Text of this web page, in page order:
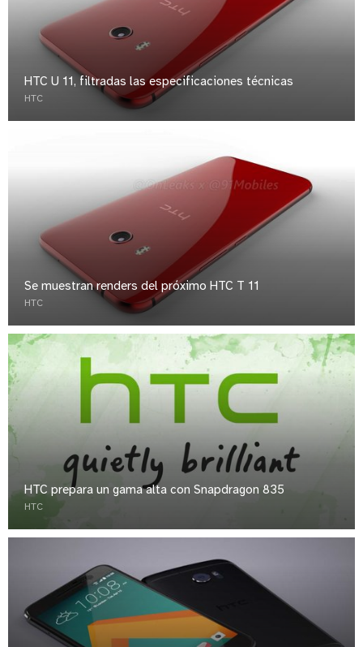
HTC U 11, filtradas las especificaciones técnicas
HTC
Se muestran renders del próximo HTC T 11
HTC
HTC prepara un gama alta con Snapdragon 835
HTC